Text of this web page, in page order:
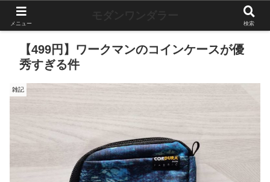
【499円】ワークマンのコインケースが優
秀すぎる件
雑記
メニュー 検索